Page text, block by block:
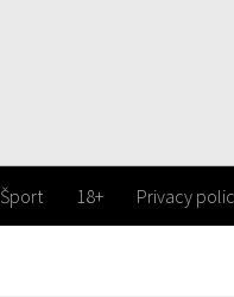
Šport 18+ Privacy